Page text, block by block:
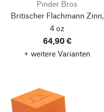
Pinder Bros
Britischer Flachmann Zinn,
4 oz
64,90 €
+ weitere Varianten